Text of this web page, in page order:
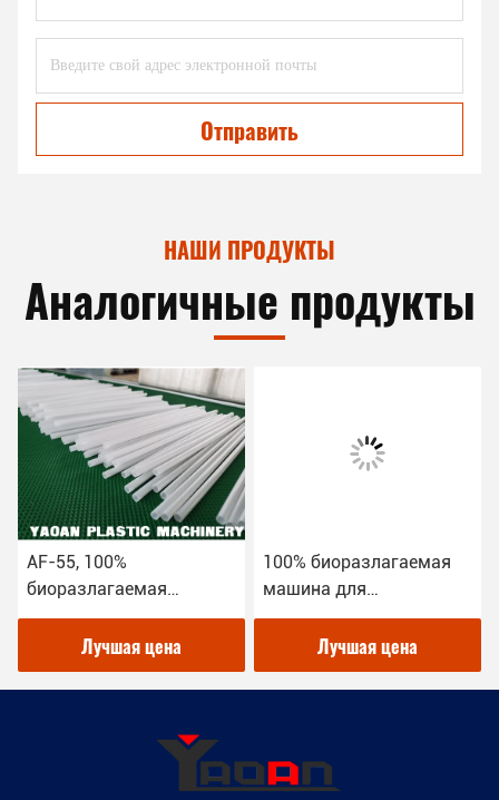
Отправить
НАШИ ПРОДУКТЫ
Аналогичные продукты
AF-55, 100%
биоразлагаемая
машина для
производства питьевой
соломы из ПЛЛА,
диаметр 5-8 мм
Лучшая цена
100% биоразлагаемая
машина для
производства соломы
из ПЛЛА, диаметр 5-8
мм.
Лучшая цена